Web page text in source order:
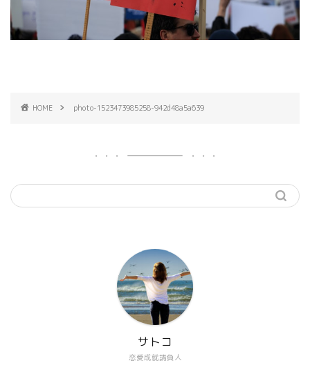
HOME photo-1523473985258-942d48a5a639
恋愛成就請負人
サトコ